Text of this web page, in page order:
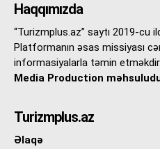
Haqqımızda
“Turizmplus.az” saytı 2019-cu
Platformanın əsas missiyası
informasiyalarla təmin etməkdir.
Media Production
Turizmplus.az
Əlaqə